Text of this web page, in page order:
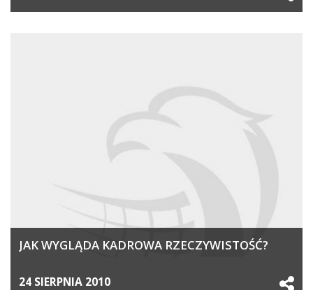
JAK WYGLĄDA KADROWA RZECZYWISTOŚĆ?
24 SIERPNIA 2010